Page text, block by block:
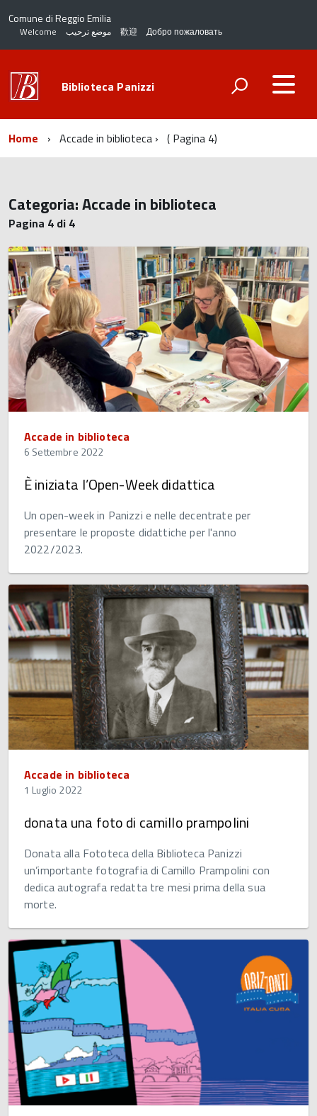
Comune di Reggio Emilia
Welcome موضع ترحيب 歡迎 Добро пожаловать
Biblioteca Panizzi
Home Accade in biblioteca ( Pagina 4)
Categoria:Accade in biblioteca
Pagina 4 di 4
Accade in biblioteca
6 Settembre 2022
È iniziata l’Open-Week didattica
Un open-week in Panizzi e nelle decentrate per
presentare le proposte didattiche per l'anno
2022/2023.
Accade in biblioteca
1 Luglio 2022
donata una foto di camillo prampolini
Donata alla Fototeca della Biblioteca Panizzi
un’importante fotografia di Camillo Prampolini con
dedica autografa redatta tre mesi prima della sua
morte.